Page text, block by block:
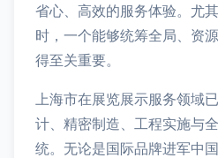
省心、高效的服务体验。尤
时，一个能够统筹全局、资
得至关重要。
上海市在展览展示服务领域
计、精密制造、工程实施与
统。无论是国际品牌进军中